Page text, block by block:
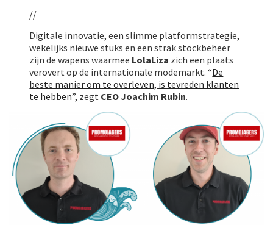
//
Digitale innovatie, een slimme platformstrategie,
wekelijks nieuwe stuks en een strak stockbeheer
zijn de wapens waarmee LolaLiza zich een plaats
verovert op de internationale modemarkt. “De
beste manier om te overleven, is tevreden klanten
te hebben”, zegt CEO Joachim Rubin.